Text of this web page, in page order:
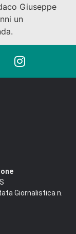
Giuseppe
un
Giornalistica n.